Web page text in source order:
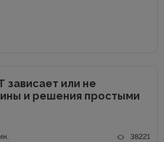
зависает или не
и решения простыми
38221